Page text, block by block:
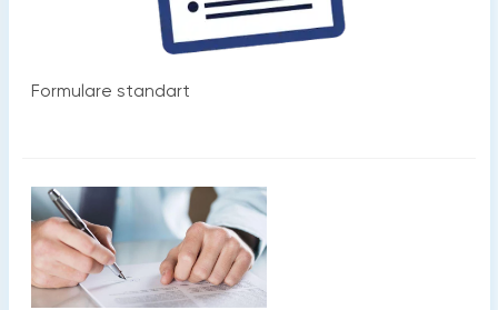
Formulare standart